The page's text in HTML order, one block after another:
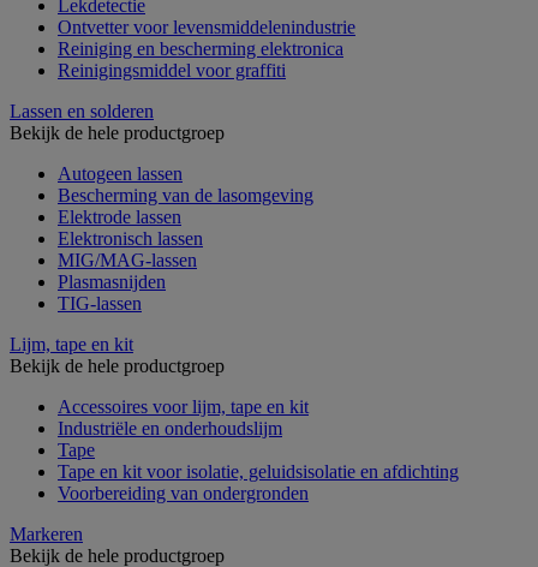
Lekdetectie
Ontvetter voor levensmiddelenindustrie
Reiniging en bescherming elektronica
Reinigingsmiddel voor graffiti
Lassen en solderen
Bekijk de hele productgroep
Autogeen lassen
Bescherming van de lasomgeving
Elektrode lassen
Elektronisch lassen
MIG/MAG-lassen
Plasmasnijden
TIG-lassen
Lijm, tape en kit
Bekijk de hele productgroep
Accessoires voor lijm, tape en kit
Industriële en onderhoudslijm
Tape
Tape en kit voor isolatie, geluidsisolatie en afdichting
Voorbereiding van ondergronden
Markeren
Bekijk de hele productgroep